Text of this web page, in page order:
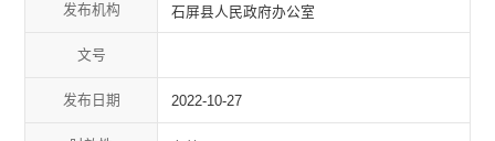
发布机构 石屏县人民政府办公室
文号
发布日期 2022-10-27